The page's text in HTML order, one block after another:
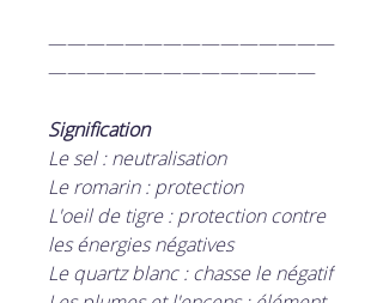
———————————————
——————————————
Signification
Le sel : neutralisation
Le romarin : protection
L'oeil de tigre : protection contre
les énergies négatives
Le quartz blanc : chasse le négatif